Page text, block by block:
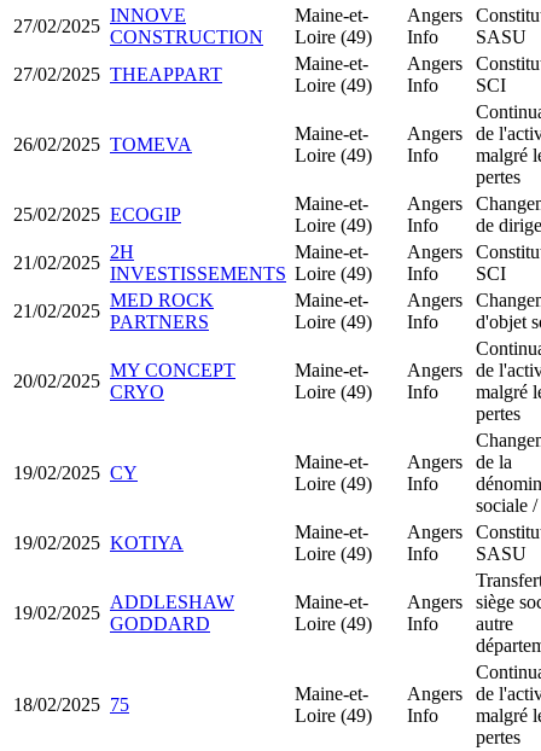
27/02/2025
INNOVE
CONSTRUCTION
Maine-et-
Loire (49)
Angers
Info
SASU
27/02/2025 THEAPPART
Maine-et-
Loire (49)
Angers
Info
SCI
26/02/2025 TOMEVA
Maine-et-
Loire (49)
Angers
Info
de
malgré
pertes
25/02/2025 ECOGIP
Maine-et-
Loire (49)
Angers
Info
de
21/02/2025
2H
INVESTISSEMENTS
Maine-et-
Loire (49)
Angers
Info
SCI
21/02/2025
MED ROCK
PARTNERS
Maine-et-
Loire (49)
Angers
Info
d'objet
20/02/2025
MY CONCEPT
CRYO
Maine-et-
Loire (49)
Angers
Info
de
malgré
pertes
19/02/2025 CY
Maine-et-
Loire (49)
Angers
Info
de la
sociale
19/02/2025 KOTIYA
Maine-et-
Loire (49)
Angers
Info
SASU
19/02/2025
ADDLESHAW
GODDARD
Maine-et-
Loire (49)
Angers
Info
siège
autre
18/02/2025 75
Maine-et-
Loire (49)
Angers
Info
de
malgré
pertes